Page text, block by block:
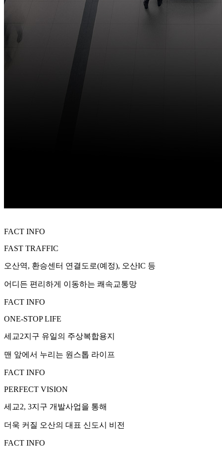
FACT INFO
FAST TRAFFIC
오산역, 환승센터 연결도로(예정), 오산IC 등
어디든 편리하게 이동하는 쾌속교통망
FACT INFO
ONE-STOP LIFE
세교2지구 유일의 주상복합용지
맨 앞에서 누리는 원스톱 라이프
FACT INFO
PERFECT VISION
세교2, 3지구 개발사업을 통해
더욱 커질 오산의 대표 신도시 비전
FACT INFO